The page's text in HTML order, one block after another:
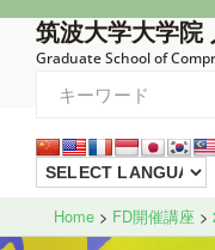
コ
筑波大学大学院
Graduate School of
Home > FD開催講座 >